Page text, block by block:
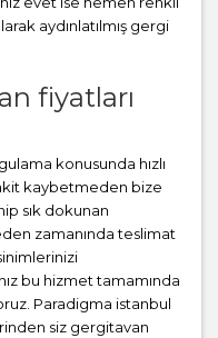
aydınlatılmış gergi
fiyatları
konusunda hızlı
kaybetmeden bize
sık dokunan
zamanında teslimat
bu hizmet tamamında
Paradigma istanbul
siz gergitavan